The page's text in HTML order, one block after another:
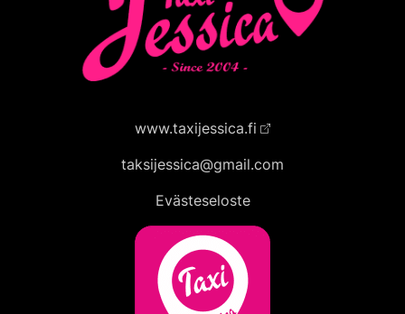
www.taxijessica.fi
taksijessica@gmail.com
Evästeseloste